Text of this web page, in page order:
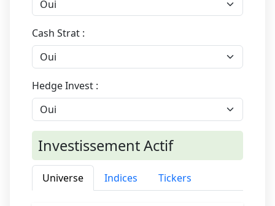
Cash Strat :
Hedge Invest :
Investissement Actif
Universe Indices Tickers